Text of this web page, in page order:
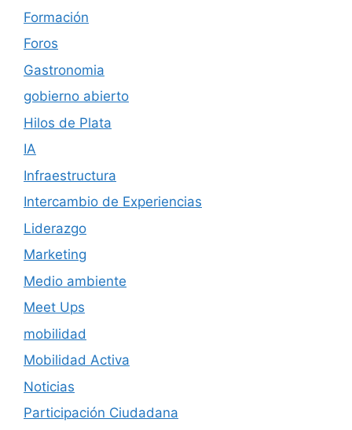
Formación
Foros
Gastronomia
gobierno abierto
Hilos de Plata
IA
Infraestructura
Intercambio de Experiencias
Liderazgo
Marketing
Medio ambiente
Meet Ups
mobilidad
Mobilidad Activa
Noticias
Participación Ciudadana